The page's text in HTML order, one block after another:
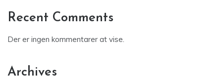
Recent Comments
Der er ingen kommentarer at vise.
Archives